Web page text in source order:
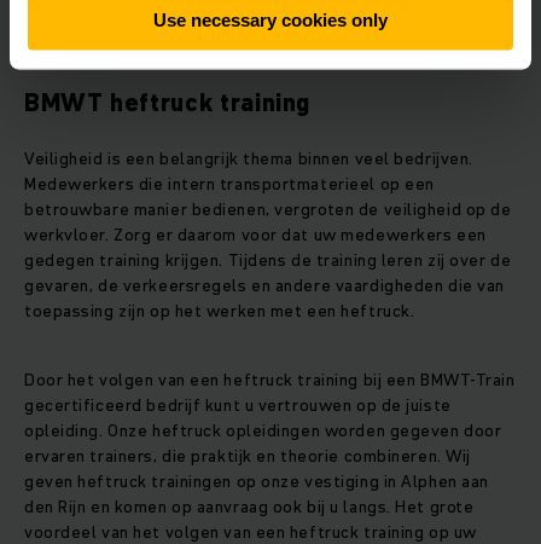
Use necessary cookies only
BMWT heftruck training
Veiligheid is een belangrijk thema binnen veel bedrijven.
Medewerkers die intern transportmaterieel op een
betrouwbare manier bedienen, vergroten de veiligheid op de
werkvloer. Zorg er daarom voor dat uw medewerkers een
gedegen training krijgen. Tijdens de training leren zij over de
gevaren, de verkeersregels en andere vaardigheden die van
toepassing zijn op het werken met een heftruck.
Door het volgen van een heftruck training bij een BMWT-Train
gecertificeerd bedrijf kunt u vertrouwen op de juiste
opleiding. Onze heftruck opleidingen worden gegeven door
ervaren trainers, die praktijk en theorie combineren. Wij
geven heftruck trainingen op onze vestiging in Alphen aan
den Rijn en komen op aanvraag ook bij u langs. Het grote
voordeel van het volgen van een heftruck training op uw